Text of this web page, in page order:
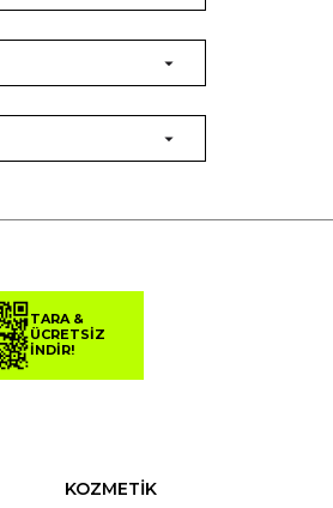
TARA &
ÜCRETSİZ
İNDİR!
KOZMETİK